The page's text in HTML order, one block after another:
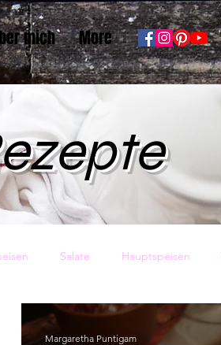
mich More
Salate Hauptspeisen
Backwaren Pasta Sommer
Margaretha Puntigam